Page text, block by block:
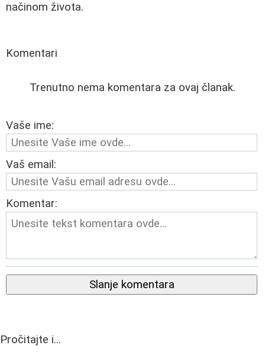
načinom života.
Komentari
Trenutno nema komentara za ovaj članak.
Vaše ime:
Vaš email:
Komentar:
Slanje komentara
Pročitajte i...